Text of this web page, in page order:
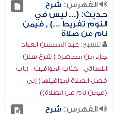
الفهرس: شرح
حديث: (... ليس في
النوم تفريط ...) , فيمن
نام عن صلاة
للشيخ: عبد المحسن العباد
جزء من محاضرة ( شرح سنن
النسائي - كتاب المواقيت - (باب
فضل الصلاة لمواقيتها) إلى
(فيمن نام عن الصلاة))
الفهرس: شرح